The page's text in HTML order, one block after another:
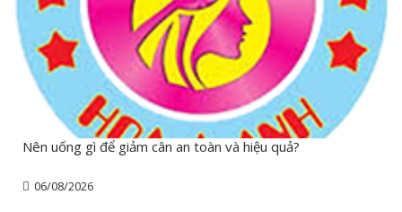
Nên uống gì để giảm cân an toàn và hiệu quả?
06/08/2026